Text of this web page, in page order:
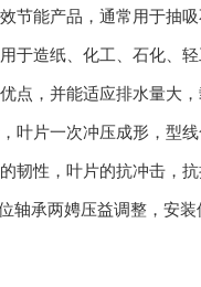
能产品，通常用于抽吸
于造纸、化工、石化、
，并能适应排水量大，
叶片一次冲压成形，型
韧性，叶片的抗冲击，
轴承两娉压益调整，安